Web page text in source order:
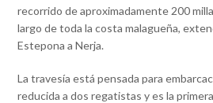
recorrido de aproximadamente 200
largo de toda la costa malagueña,
Estepona a Nerja.
La travesía está pensada para
reducida a dos regatistas y es la